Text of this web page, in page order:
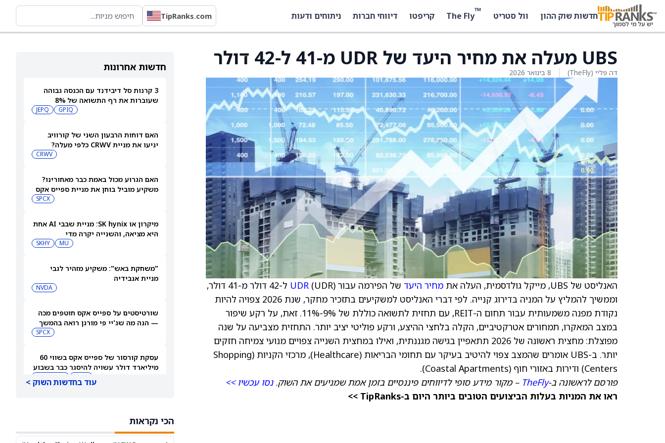
חדשות שוק ההון וול סטריט ™
The Fly קריפטו דיווחי חברות ניתוחים ודעות TipRanks.com
חדשות אחרונות
3 קרנות סל דיבידנד עם הכנסה גבוהה
שעוברות את רף התשואה של 8%
GPIQ
JEPQ
האם דוחות הרבעון השני של קורוויב
יניעו את מניית CRWV כלפי מעלה?
CRWV
האם הגרוע מכול באמת כבר מאחורינו?
משקיע מוביל בוחן את מניית ספייס אקס
SPCX
מיקרון או SK hynix: מניית שבבי AI אחת
היא מציאה, והשנייה יקרה מדי
MU
SKHY
"משחקת באש": משקיע מזהיר לגבי
מניית אנבידיה
NVDA
שורטיסטים על ספייס אקס חוטפים מכה
— הנה מה שג'יי פי מורגן רואה בהמשך
SPCX
עסקת קורסור של ספייס אקס בשווי 60
מיליארד דולר עשויה להיסגר כבר בשבוע
לטסלה
עוד בחדשות השוק >
הכי נקראות
UBS מעלה את מחיר היעד של UDR מ-41 ל-42 דולר
דה פליי (TheFly) 8 בינואר 2026
האנליסט של UBS, מייקל גולדסמית, העלה את מחיר היעד של הפירמה עבור UDR
(UDR) ל-42 דולר מ-41 דולר,
וממשיך להמליץ על המניה בדירוג קנייה. לפי דברי האנליסט למשקיעים בתזכיר מחקר, שנת 2026 צפויה להיות
נקודת מפנה משמעותית עבור תחום ה-REIT, עם תחזית לתשואה כוללת של 9%-11%. זאת, על רקע שיפור
במצב המאקרו, תמחורים אטרקטיביים, הקלה בלחצי ההיצע, ורקע פוליטי יציב יותר. התחזית מצביעה על שנה
מפוצלת: מחצית ראשונה של 2026 תתאפיין בגישה מגננתית, ואילו במחצית השנייה צפויים מנועי צמיחה חזקים
יותר. ב-UBS אומרים שהמצב צפוי להיטיב בעיקר עם תחומי הבריאות (Healthcare), מרכזי הקניות (Shopping
Centers) ודירות באזורי חוף (Coastal Apartments).
פורסם לראשונה ב-TheFly – מקור מידע סופי לדיווחים פיננסיים בזמן אמת שמניעים את השוק.נסו עכשיו >>
ראו את המניות בעלות הביצועים הטובים ביותר היום ב-TipRanks >>